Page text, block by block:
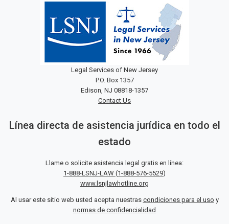
Legal Services of New Jersey
P.O. Box 1357
Edison, NJ 08818-1357
Contact Us
Línea directa de asistencia jurídica en todo el
estado
Llame o solicite asistencia legal gratis en línea:
1-888-LSNJ-LAW (1-888-576-5529)
www.lsnjlawhotline.org
Al usar este sitio web usted acepta nuestras condiciones para el uso y
normas de confidencialidad